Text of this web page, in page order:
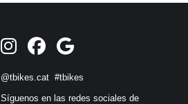
@tbikes.cat #tbikes
Síguenos en las redes sociales de